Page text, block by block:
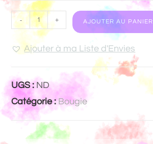
- + AJOUTER AU PANIER
Ajouter à ma Liste d'Envies
UGS : ND
Catégorie :Bougie